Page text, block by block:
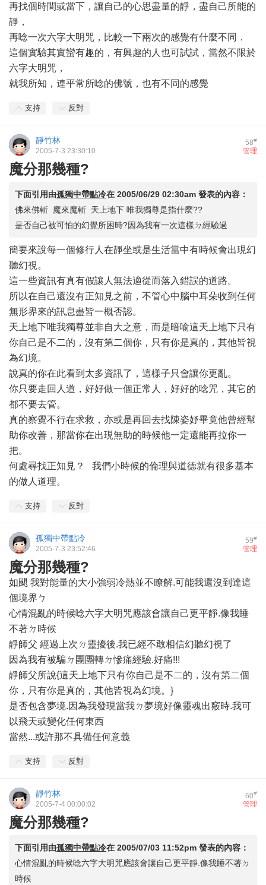
再找個時間或當下，讓自己的心思盡量的靜，盡自己所能的
靜，
再唸一次六字大明咒，比較一下兩次的感覺有什麼不同．
這個實驗其實蠻有趣的，有興趣的人也可試試，當然不限於
六字大明咒，
就我所知，連平常所唸的佛號，也有不同的感覺
支持 反對
58#
靜竹林
管理
2005-7-3 23:30:10
魔分那幾種?
下面引用由孤獨中帶點冷在 2005/06/29 02:30am 發表的內容：
佛來佛斬 魔來魔斬 天上地下 唯我獨尊是指什麼??
是否自己被可怕的幻覺所困時?因為我有一次這樣ㄉ經驗過
簡要來說每一個修行人在靜坐或是生活當中有時候會出現幻
聽幻視。
這一些資訊有真有假讓人無法適從而落入錯誤的道路。
所以在自己還沒有正知見之前，不管心中腦中耳朵收到任何
無形界來的訊息盡皆一概否認。
天上地下唯我獨尊並非自大之意，而是暗喻這天上地下只有
你自己是不二的，沒有第二個你，只有你是真的，其他皆視
為幻境。
說真的你在此看到太多資訊了，這樣子只會讓你更亂。
你只要走回人道，好好做一個正常人，好好的唸咒，其它的
都不要去管。
真的察覺不行在求救，亦或是再回去找陳姿妤畢竟他曾經幫
助你改善，那當你在出現無助的時候他一定還能再拉你一
把。
何處尋找正知見？ 我們小時候的倫理與道德就有很多基本
的做人道理。
支持 反對
59#
孤獨中帶點冷
管理
2005-7-3 23:52:46
魔分那幾種?
如颶 我對能量的大小強弱冷熱並不瞭解.可能我還沒到達這
個境界ㄅ
心情混亂的時候唸六字大明咒應該會讓自己更平靜.像我睡
不著ㄉ時候
靜師父 經過上次ㄉ靈擾後.我已經不敢相信幻聽幻視了
因為我有被騙ㄉ團團轉ㄉ慘痛經驗.好痛!!!
靜師父所說{這天上地下只有你自己是不二的，沒有第二個
你，只有你是真的，其他皆視為幻境。}
是否包含夢境.因為我發現當我ㄉ夢境好像靈魂出竅時.我可
以飛天或變化任何東西
當然...或許那不具備任何意義
支持 反對
60#
靜竹林
管理
2005-7-4 00:00:02
魔分那幾種?
下面引用由孤獨中帶點冷在 2005/07/03 11:52pm 發表的內容：
心情混亂的時候唸六字大明咒應該會讓自己更平靜.像我睡不著ㄉ
時候